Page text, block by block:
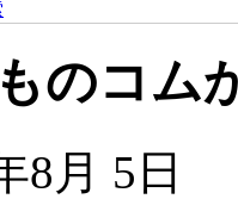
のコム
8月 5日